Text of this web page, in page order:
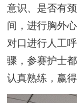
意识、是否有
间，进行胸外
对口进行人工
骤，参赛护士
认真熟练，赢